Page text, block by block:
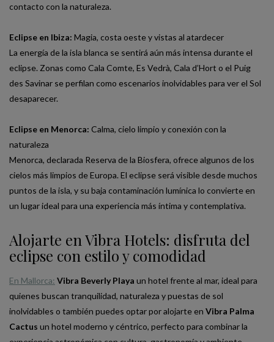
contacto con la naturaleza.
Eclipse en Ibiza: Magia, costa oeste y vistas al atardecer
La energía de la isla blanca se sentirá aún más intensa durante el
eclipse. Zonas como Cala Comte, Es Vedrà, Cala d’Hort o el Puig
des Savinar se perfilan como escenarios inolvidables para ver el Sol
desaparecer.
Eclipse en Menorca: Calma, cielo limpio y conexión con la
naturaleza
Menorca, declarada Reserva de la Biosfera, ofrece algunos de los
cielos más limpios de Europa. El eclipse será visible desde muchos
puntos de la isla, y su baja contaminación lumínica lo convierte en
un lugar ideal para una experiencia más íntima y contemplativa.
Alojarte en Vibra Hotels: disfruta del
eclipse con estilo y comodidad
En Mallorca: Vibra Beverly Playa un hotel frente al mar, ideal para
quienes buscan tranquilidad, naturaleza y puestas de sol
inolvidables o también puedes optar por alojarte en Vibra Palma
Cactus un hotel moderno y céntrico, perfecto para combinar la